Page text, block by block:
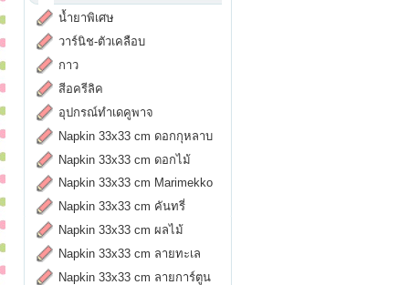
น้ำยาพิเศษ
วาร์นิช-ตัวเคลือบ
กาว
สีอครีลิค
อุปกรณ์ทำเดคูพาจ
Napkin 33x33 cm ดอกกุหลาบ
Napkin 33x33 cm ดอกไม้
Napkin 33x33 cm Marimekko
Napkin 33x33 cm คันทรี่
Napkin 33x33 cm ผลไม้
Napkin 33x33 cm ลายทะเล
Napkin 33x33 cm ลายการ์ตูน